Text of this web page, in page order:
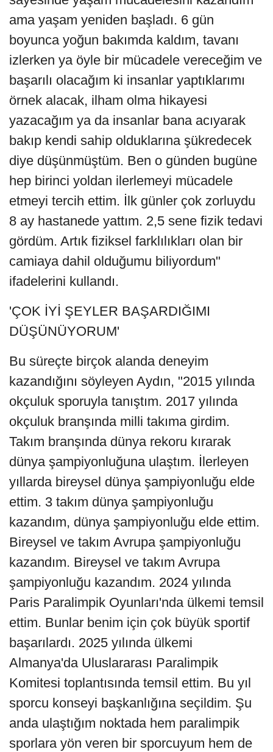
ama yaşam yeniden başladı. 6 gün
boyunca yoğun bakımda kaldım, tavanı
izlerken ya öyle bir mücadele vereceğim ve
başarılı olacağım ki insanlar yaptıklarımı
örnek alacak, ilham olma hikayesi
yazacağım ya da insanlar bana acıyarak
bakıp kendi sahip olduklarına şükredecek
diye düşünmüştüm. Ben o günden bugüne
hep birinci yoldan ilerlemeyi mücadele
etmeyi tercih ettim. İlk günler çok zorluydu
8 ay hastanede yattım. 2,5 sene fizik tedavi
gördüm. Artık fiziksel farklılıkları olan bir
camiaya dahil olduğumu biliyordum"
ifadelerini kullandı.
'ÇOK İYİ ŞEYLER BAŞARDIĞIMI
DÜŞÜNÜYORUM'
Bu süreçte birçok alanda deneyim
kazandığını söyleyen Aydın, "2015 yılında
okçuluk sporuyla tanıştım. 2017 yılında
okçuluk branşında milli takıma girdim.
Takım branşında dünya rekoru kırarak
dünya şampiyonluğuna ulaştım. İlerleyen
yıllarda bireysel dünya şampiyonluğu elde
ettim. 3 takım dünya şampiyonluğu
kazandım, dünya şampiyonluğu elde ettim.
Bireysel ve takım Avrupa şampiyonluğu
kazandım. Bireysel ve takım Avrupa
şampiyonluğu kazandım. 2024 yılında
Paris Paralimpik Oyunları'nda ülkemi temsil
ettim. Bunlar benim için çok büyük sportif
başarılardı. 2025 yılında ülkemi
Almanya'da Uluslararası Paralimpik
Komitesi toplantısında temsil ettim. Bu yıl
sporcu konseyi başkanlığına seçildim. Şu
anda ulaştığım noktada hem paralimpik
sporlara yön veren bir sporcuyum hem de